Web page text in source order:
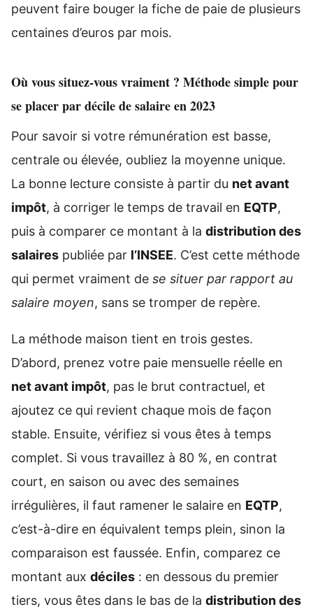
peuvent faire bouger la fiche de paie de plusieurs
centaines d’euros par mois.
Où vous situez-vous vraiment ? Méthode simple pour
se placer par décile de salaire en 2023
Pour savoir si votre rémunération est basse,
centrale ou élevée, oubliez la moyenne unique.
La bonne lecture consiste à partir du net avant
impôt, à corriger le temps de travail en EQTP,
puis à comparer ce montant à la distribution des
salaires publiée par l’INSEE. C’est cette méthode
qui permet vraiment de se situer par rapport au
salaire moyen, sans se tromper de repère.
La méthode maison tient en trois gestes.
D’abord, prenez votre paie mensuelle réelle en
net avant impôt, pas le brut contractuel, et
ajoutez ce qui revient chaque mois de façon
stable. Ensuite, vérifiez si vous êtes à temps
complet. Si vous travaillez à 80 %, en contrat
court, en saison ou avec des semaines
irrégulières, il faut ramener le salaire en EQTP,
c’est-à-dire en équivalent temps plein, sinon la
comparaison est faussée. Enfin, comparez ce
montant aux déciles : en dessous du premier
tiers, vous êtes dans le bas de la distribution des